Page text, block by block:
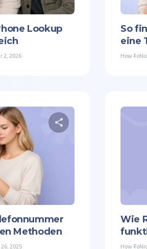
Lookup
2, 2026
So
eine
How To
Methoden
2025
Wie
How To